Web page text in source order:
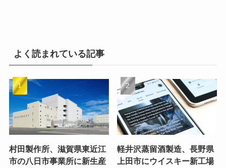
よく読まれている記事
村田製作所、滋賀県東近江
市の八日市事業所に新生産
軽井沢蒸留酒製造、長野県
上田市にウイスキー新工場